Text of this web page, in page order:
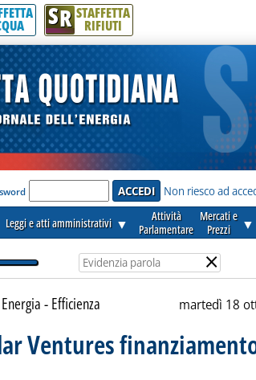
SR STAFFETTA
RIFIUTI
Non riesco ad
Leggi e atti amministrativi ▼
Attività
Parlamentare
Mercati e
Prezzi
▼
×
- Efficienza martedì 18
Ventures